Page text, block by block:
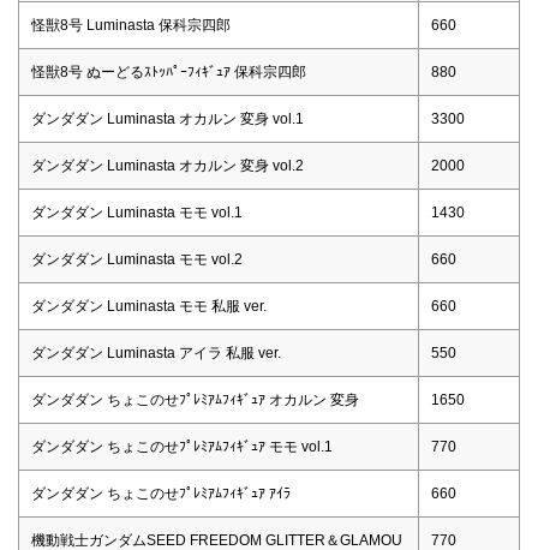
怪獣8号 Luminasta 保科宗四郎 660
怪獣8号 ぬーどるｽﾄｯﾊﾟｰﾌｨｷﾞｭｱ 保科宗四郎 880
ダンダダン Luminasta オカルン 変身 vol.1 3300
ダンダダン Luminasta オカルン 変身 vol.2 2000
ダンダダン Luminasta モモ vol.1 1430
ダンダダン Luminasta モモ vol.2 660
ダンダダン Luminasta モモ 私服 ver. 660
ダンダダン Luminasta アイラ 私服 ver. 550
ダンダダン ちょこのせﾌﾟﾚﾐｱﾑﾌｨｷﾞｭｱ オカルン 変身 1650
ダンダダン ちょこのせﾌﾟﾚﾐｱﾑﾌｨｷﾞｭｱ モモ vol.1 770
ダンダダン ちょこのせﾌﾟﾚﾐｱﾑﾌｨｷﾞｭｱ ｱｲﾗ 660
機動戦士ガンダムSEED FREEDOM GLITTER＆GLAMOU
770